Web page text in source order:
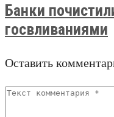
Банки
госвливаниями
Оставить